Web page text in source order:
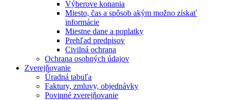
Výberove konania
Miesto, čas a spôsob akým možno získať
informácie
Miestne dane a poplatky
Prehľad predpisov
Civilná ochrana
Ochrana osobných údajov
Zverejňovanie
Úradná tabuľa
Faktury, zmluvy, objednávky
Povinné zverejňovanie